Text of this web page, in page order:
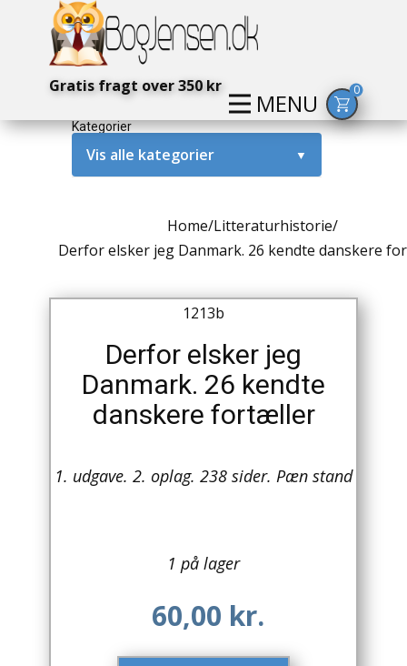
MENU
Gratis fragt over 350 kr 0
Kategorier
Vis alle kategorier ▼
Amerika / USA
Antikke / Specielle Bøger
Antikviteter
Arkæologi
Asien
Biografier / Erindringer
Børn / Unge
Home/Litteraturhistorie/
Derfor elsker jeg Danmark. 26 kendte danskere
1213b
Derfor elsker jeg
Danmark. 26 kendte
danskere fortæller
1. udgave. 2. oplag. 238 sider. Pæn stand
1 på lager
60,00 kr.